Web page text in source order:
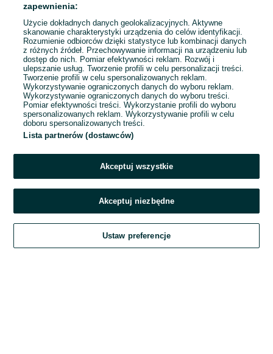
E-mail
Hasło
Zaloguj się
Kontynuując za pośrednictwem jednego z dostawców wskazanych powyżej,
OLX.pl w jego aktualnym brzmieniu.
zapewnienia:
Użycie dokładnych danych geolokalizacyjnych. Aktywne
skanowanie charakterystyki urządzenia do celów identyfikacji.
Rozumienie odbiorców dzięki statystyce lub kombinacji danych
z różnych źródeł. Przechowywanie informacji na urządzeniu lub
dostęp do nich. Pomiar efektywności reklam. Rozwój i
ulepszanie usług. Tworzenie profili w celu personalizacji treści.
Tworzenie profili w celu spersonalizowanych reklam.
Wykorzystywanie ograniczonych danych do wyboru reklam.
Wykorzystywanie ograniczonych danych do wyboru treści.
Pomiar efektywności treści. Wykorzystanie profili do wyboru
spersonalizowanych reklam. Wykorzystywanie profili w celu
doboru spersonalizowanych treści.
Lista partnerów (dostawców)
Akceptuj wszystkie
Akceptuj niezbędne
Ustaw preferencje